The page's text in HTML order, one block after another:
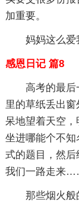
加重要。
妈妈这么爱
感恩日记 篇8
高考的最后
里的草纸丢出
呆地望着天空
坐进哪能个不
式的题目，然
我们一路走来
那些烟火般